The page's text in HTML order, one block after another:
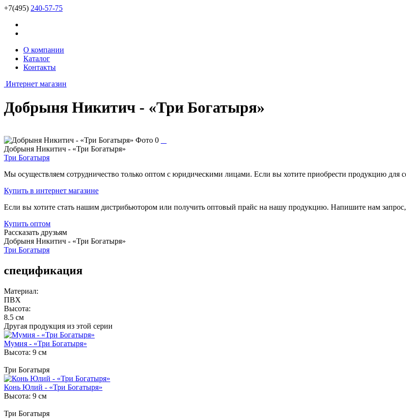
+7(495) 240-57-75
О компании
Каталог
Контакты
Интернет магазин
Добрыня Никитич - «Три Богатыря»
Добрыня Никитич - «Три Богатыря»
Три Богатыря
Мы осуществляем сотрудничество только оптом с юридическими лицами. Если вы хотите приобрести продукцию для
Купить в интернет магазине
Если вы хотите стать нашим дистрибьютором или получить оптовый прайс на нашу продукцию. Напишите нам
Купить оптом
Рассказать друзьям
Добрыня Никитич - «Три Богатыря»
Три Богатыря
спецификация
Материал:
ПВХ
Высота:
8.5 см
Другая продукция из этой серии
Мумия - «Три Богатыря»
Высота: 9 см
Три Богатыря
Конь Юлий - «Три Богатыря»
Высота: 9 см
Три Богатыря